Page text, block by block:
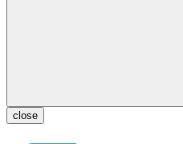
close